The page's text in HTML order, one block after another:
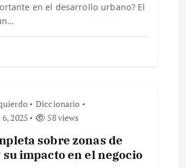
en el desarrollo urbano? El
Diccionario
2025
58 views
sobre zonas de
impacto en el negocio